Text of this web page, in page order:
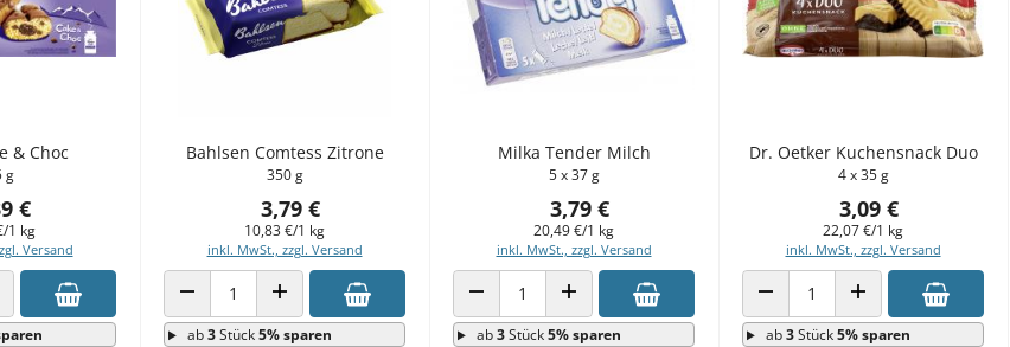
& Choc
g
€
1 kg
Versand
ERHÖHEN
Bahlsen Comtess Zitrone
350 g
3,79 €
10,83 €/1 kg
inkl. MwSt., zzgl. Versand
ANZAHL VERRINGERNANZAHL ERHÖHEN
ab3Stück5% sparen
Milka Tender Milch
5 x 37 g
3,79 €
20,49 €/1 kg
inkl. MwSt., zzgl. Versand
ANZAHL VERRINGERNANZAHL ERHÖHEN
ab3Stück5% sparen
Dr. Oetker Kuchensnack Duo
4 x 35 g
3,09 €
22,07 €/1 kg
inkl. MwSt., zzgl. Versand
ANZAHL VERRINGERNANZAHL ERHÖHEN
ab3Stück5% sparen